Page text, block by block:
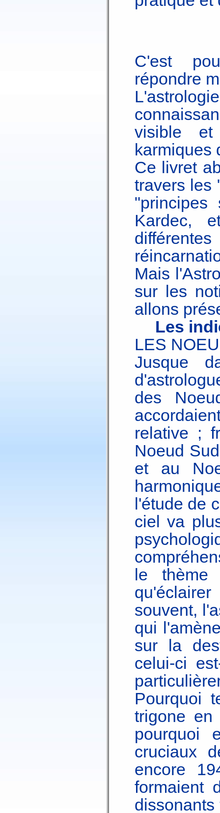
C'est
répondre
visible
karmiques
Ce livret
travers les
"principes
Kardec,
Mais
sur les
allons
Les
LES
Jusque
des
relative ;
Noeud
et au
l'étude de
ciel va
le thème
souvent,
qui
sur la
celui-ci
Pourquoi
trigone
pourquoi
cruciaux
encore
formaient
dissonants